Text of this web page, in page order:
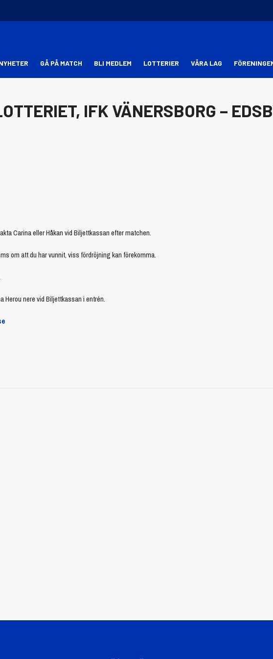
GÅ PÅ MATCH BLI MEDLEM LOTTERIER VÅRA LAG
IFK VÄNERSBORG –
Carina eller Håkan vid Biljettkassan efter matchen.
om att du har vunnit, viss fördröjning kan förekomma.
Herou nere vid Biljettkassan i entrén.